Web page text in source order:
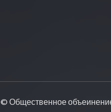
© Общественное